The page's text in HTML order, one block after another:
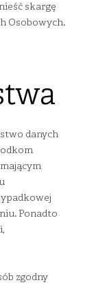
skargę
Osobowych.
danych
Ponadto
zgodny